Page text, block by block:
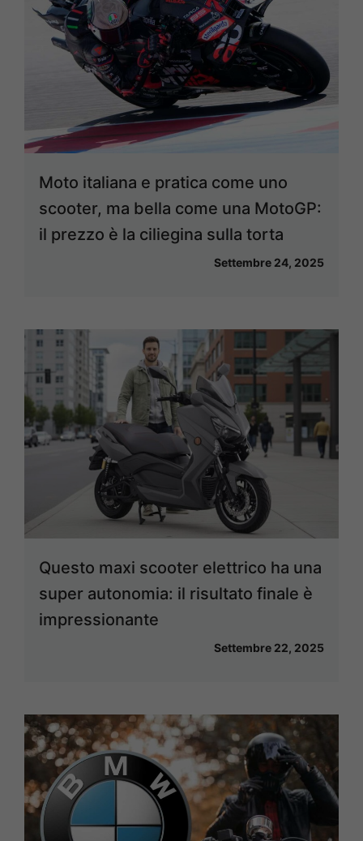
Moto italiana e pratica come uno
scooter, ma bella come una MotoGP:
il prezzo è la ciliegina sulla torta
Settembre 24, 2025
Questo maxi scooter elettrico ha una
super autonomia: il risultato finale è
impressionante
Settembre 22, 2025